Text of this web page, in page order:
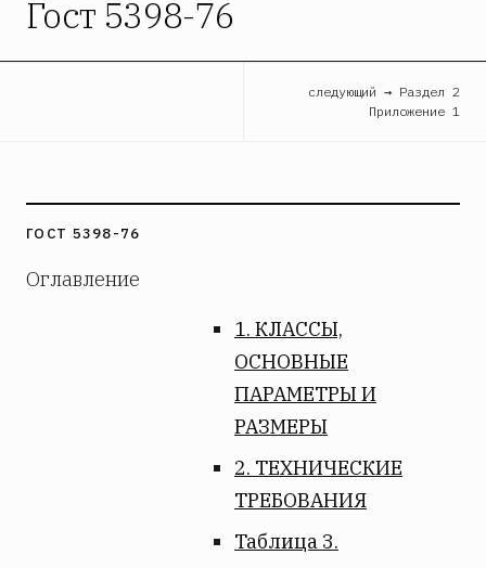
Гост 5398-76
следующий → Раздел 2
Приложение 1
ГОСТ 5398-76
Оглавление
1. КЛАССЫ,
ОСНОВНЫЕ
ПАРАМЕТРЫ И
РАЗМЕРЫ
2. ТЕХНИЧЕСКИЕ
ТРЕБОВАНИЯ
Таблица 3.